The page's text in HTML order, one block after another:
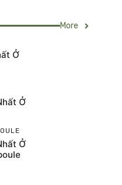
More
Ở
Ở
Ở